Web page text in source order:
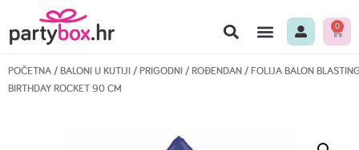
0
POČETNA/BALONI U KUTIJI/PRIGODNI/ROĐENDAN/ FOLIJA BALON
BIRTHDAY ROCKET 90 CM